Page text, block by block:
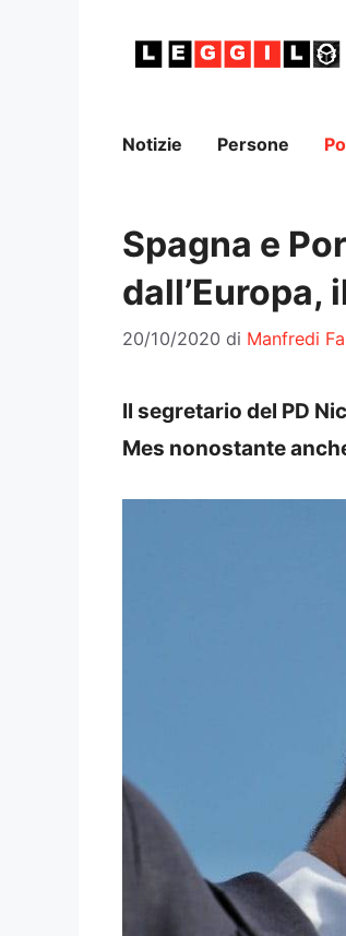
Notizie Persone
Spagna e
dall’Europa,
20/10/2020 di Manfredi
Il segretario del PD
Mes nonostante